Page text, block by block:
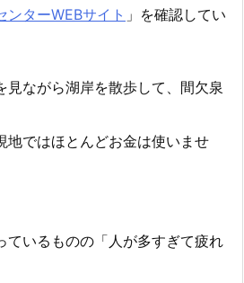
ンターWEBサイト 」を確認してい
見ながら湖岸を散歩して、間欠泉
地ではほとんどお金は使いませ
ているものの「人が多すぎて疲れ